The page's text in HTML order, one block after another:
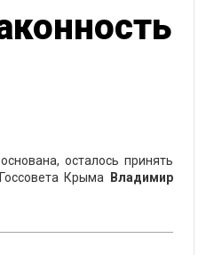
осталось принять
Крыма
Владимир